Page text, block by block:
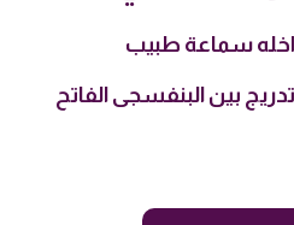
سماعة طبيب
بين البنفسجى الفاتح